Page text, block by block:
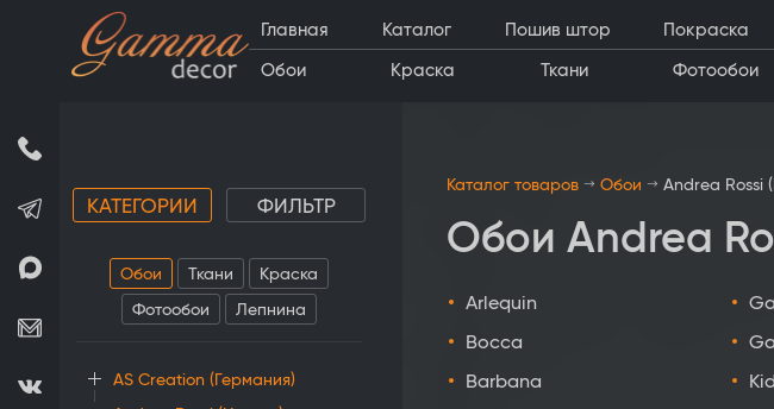
Главная Каталог Пошив штор Покраска
Обои Краска Ткани Фотообои
КАТЕГОРИИ ФИЛЬТР
Обои Ткани Краска
Фотообои Лепнина
AS Creation (Германия)
Каталог товаров Обои Andrea Rossi
Обои Andrea
Arlequin
Bocca
Barbana